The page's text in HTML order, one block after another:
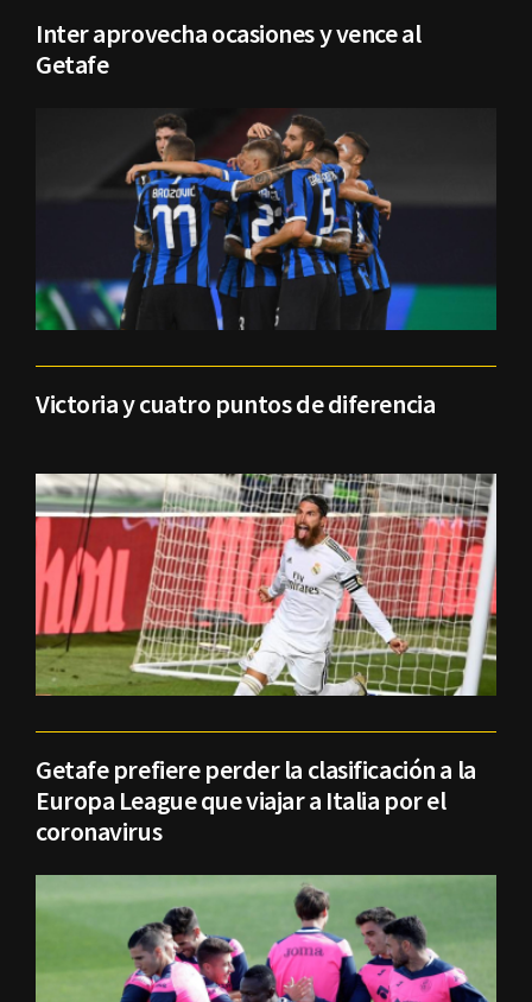
Inter aprovecha ocasiones y vence al
Getafe
Victoria y cuatro puntos de diferencia
Getafe prefiere perder la clasificación a la
Europa League que viajar a Italia por el
coronavirus